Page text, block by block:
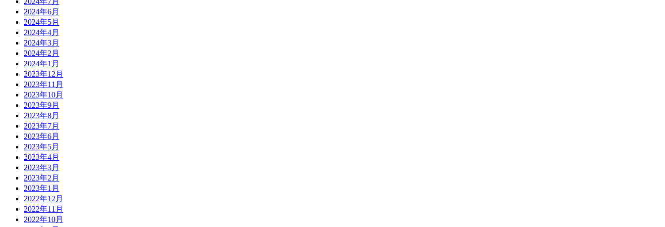
2024年6月
2024年5月
2024年4月
2024年3月
2024年2月
2024年1月
2023年12月
2023年11月
2023年10月
2023年9月
2023年8月
2023年7月
2023年6月
2023年5月
2023年4月
2023年3月
2023年2月
2023年1月
2022年12月
2022年11月
2022年10月